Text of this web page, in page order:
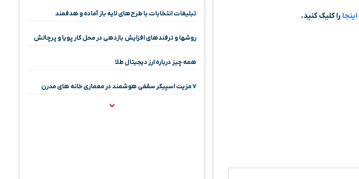
اینجا را کلیک کنید. تبلیغات انتخابات با طرح‌های لایه باز آماده و هدفمند
روشها و ترفندهای افزایش بازدهی در محل کار پویا و پرچالش
همه چیز درباره ارز دیجیتال طلا
۷ مزیت اسپیکر سقفی هوشمند در معماری خانه‌ های مدرن